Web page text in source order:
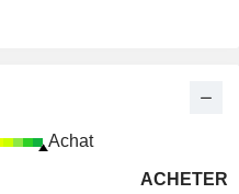
Achat
ACHETER